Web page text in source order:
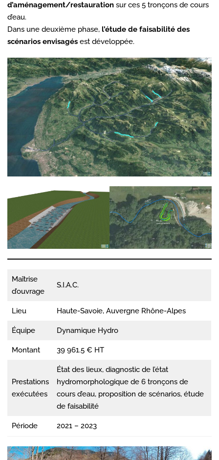
d’aménagement/restauration sur ces 5 tronçons de cours
d’eau.
Dans une deuxième phase, l’étude de faisabilité des
scénarios envisagés est développée.
Maîtrise
d’ouvrage
S.I.A.C.
Lieu Haute-Savoie, Auvergne Rhône-Alpes
Équipe Dynamique Hydro
Montant 39 961.5 € HT
Prestations
exécutées
État des lieux, diagnostic de l’état
hydromorphologique de 6 tronçons de
cours d’eau, proposition de scénarios, étude
de faisabilité
Période 2021 – 2023